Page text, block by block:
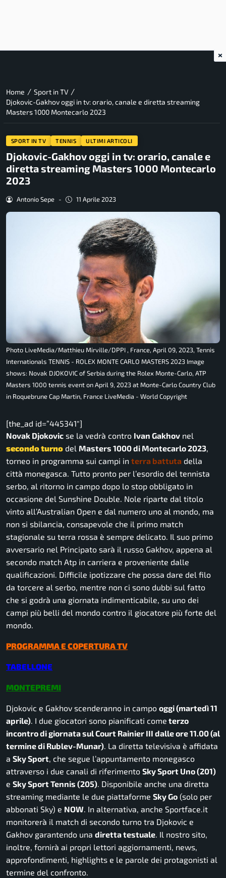
Home / Sport in TV /
Djokovic-Gakhov oggi in tv: orario, canale e diretta streaming
Masters 1000 Montecarlo 2023
SPORT IN TV TENNIS ULTIMI ARTICOLI
Djokovic-Gakhov oggi in tv: orario, canale e
diretta streaming Masters 1000 Montecarlo
2023
Antonio Sepe - 11 Aprile 2023
Photo LiveMedia/Matthieu Mirville/DPPI , France, April 09, 2023, Tennis
Internationals TENNIS - ROLEX MONTE CARLO MASTERS 2023 Image
shows: Novak DJOKOVIC of Serbia during the Rolex Monte-Carlo, ATP
Masters 1000 tennis event on April 9, 2023 at Monte-Carlo Country Club
in Roquebrune Cap Martin, France LiveMedia - World Copyright
[the_ad id=”445341″]
Novak Djokovic se la vedrà contro Ivan Gakhov nel
secondo turno del Masters 1000 di Montecarlo 2023,
torneo in programma sui campi in terra battuta della
città monegasca. Tutto pronto per l’esordio del tennista
serbo, al ritorno in campo dopo lo stop obbligato in
occasione del Sunshine Double. Nole riparte dal titolo
vinto all’Australian Open e dal numero uno al mondo, ma
non si sbilancia, consapevole che il primo match
stagionale su terra rossa è sempre delicato. Il suo primo
avversario nel Principato sarà il russo Gakhov, appena al
secondo match Atp in carriera e proveniente dalle
qualificazioni. Difficile ipotizzare che possa dare del filo
da torcere al serbo, mentre non ci sono dubbi sul fatto
che si godrà una giornata indimenticabile, su uno dei
campi più belli del mondo contro il giocatore più forte del
mondo.
PROGRAMMA E COPERTURA TV
TABELLONE
MONTEPREMI
Djokovic e Gakhov scenderanno in campo oggi (martedì 11
aprile). I due giocatori sono pianificati come terzo
incontro di giornata sul Court Rainier III dalle ore 11.00 (al
termine di Rublev-Munar). La diretta televisiva è affidata
a Sky Sport, che segue l’appuntamento monegasco
attraverso i due canali di riferimento Sky Sport Uno (201)
e Sky Sport Tennis (205). Disponibile anche una diretta
streaming mediante le due piattaforme Sky Go (solo per
abbonati Sky) e NOW. In alternativa, anche Sportface.it
monitorerà il match di secondo turno tra Djokovic e
Gakhov garantendo una diretta testuale. Il nostro sito,
inoltre, fornirà ai propri lettori aggiornamenti, news,
approfondimenti, highlights e le parole dei protagonisti al
termine del confronto.
×